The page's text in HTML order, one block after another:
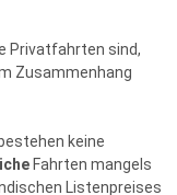
Privatfahrten sind,
Zusammenhang
keine
Fahrten mangels
Listenpreises